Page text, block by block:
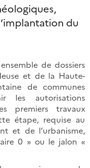
du
de dossiers
et de la Haute-
de communes
les autorisations
premiers travaux
étape, requise au
et de l’urbanisme,
0 » ou le jalon «